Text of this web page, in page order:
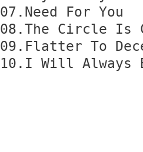
07.Need For You
08.The Circle Is
09.Flatter To
10.I Will Always